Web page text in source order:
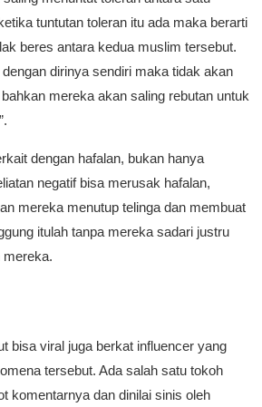
tuntutan toleran itu ada maka berarti
beres antara kedua muslim tersebut.
dirinya sendiri maka tidak akan
mereka akan saling rebutan untuk
dengan hafalan, bukan hanya
negatif bisa merusak hafalan,
mereka menutup telinga dan membuat
itulah tanpa mereka sadari justru
mereka.
bisa viral juga berkat influencer yang
tersebut. Ada salah satu tokoh
komentarnya dan dinilai sinis oleh